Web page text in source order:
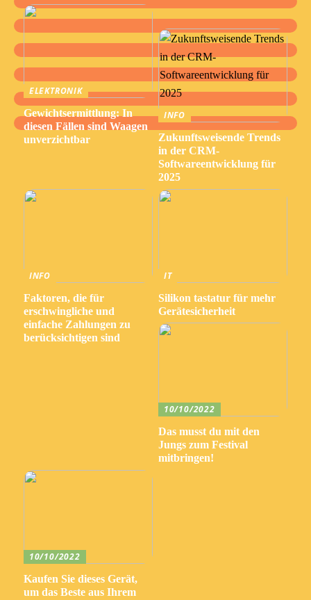
ELEKTRONIK
Gewichtsermittlung: In
diesen Fällen sind Waagen
unverzichtbar
INFO
Zukunftsweisende Trends
in der CRM-
Softwareentwicklung für
2025
INFO
Faktoren, die für
erschwingliche und
einfache Zahlungen zu
berücksichtigen sind
IT
Silikon tastatur für mehr
Gerätesicherheit
10/10/2022
Das musst du mit den
Jungs zum Festival
mitbringen!
10/10/2022
Kaufen Sie dieses Gerät,
um das Beste aus Ihrem